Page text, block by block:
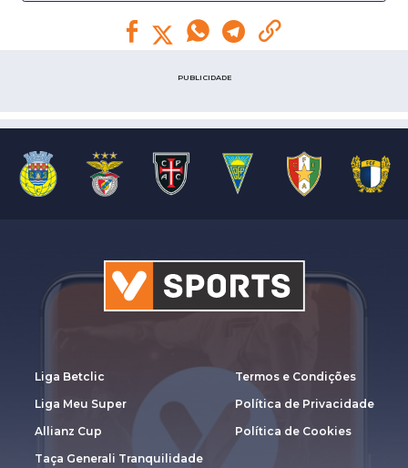
PUBLICIDADE
Liga Betclic
Liga Meu Super
Allianz Cup
Taça Generali Tranquilidade
Termos e Condições
Política de Privacidade
Política de Cookies